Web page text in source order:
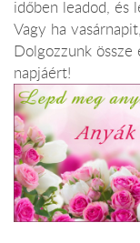
időben leadod, és
Vagy ha
Dolgozzunk
napjáért!